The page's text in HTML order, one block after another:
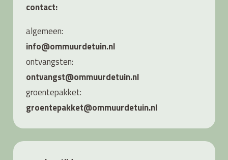
contact:
algemeen:
info@ommuurdetuin.nl
ontvangsten:
ontvangst@ommuurdetuin.nl
groentepakket:
groentepakket@ommuurdetuin.nl